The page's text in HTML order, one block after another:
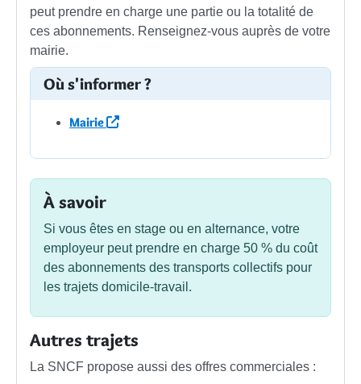
peut prendre en charge une partie ou la totalité de
ces abonnements. Renseignez-vous auprès de votre
mairie.
Où s'informer ?
Mairie
À savoir
Si vous êtes en stage ou en alternance, votre
employeur peut prendre en charge 50 % du coût
des abonnements des transports collectifs pour
les trajets domicile-travail.
Autres trajets
La SNCF propose aussi des offres commerciales :